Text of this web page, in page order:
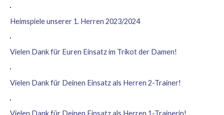
Heimspiele unserer 1. Herren 2023/2024
Vielen Dank für Euren Einsatz im Trikot der Damen!
Vielen Dank für Deinen Einsatz als Herren 2-Trainer!